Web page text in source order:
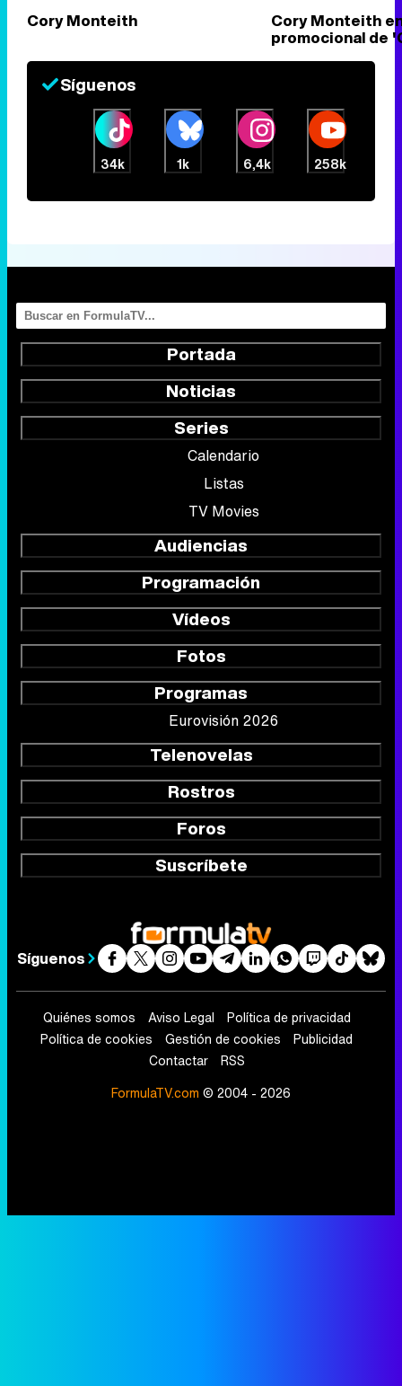
Cory Monteith Cory Monteith
promocional de
Síguenos
34k 1k 6,4k 258k
Portada
Noticias
Series
Calendario
Listas
TV Movies
Audiencias
Programación
Vídeos
Fotos
Programas
Eurovisión 2026
Telenovelas
Rostros
Foros
Suscríbete
Síguenos
Quiénes somos Aviso Legal
Política de privacidad
Política de cookies
Gestión de cookies
Publicidad
Contactar
RSS
FormulaTV.com © 2004 - 2026